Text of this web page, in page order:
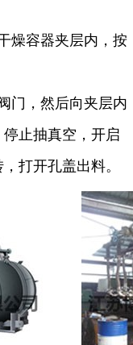
燥容器夹层内，按
门，然后向夹层内
止抽真空，开启
打开孔盖出料。